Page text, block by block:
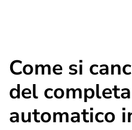
Come si
del
automatico